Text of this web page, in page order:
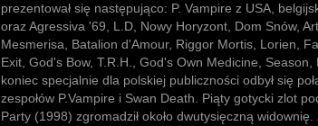
prezentował się następująco: P. Vampire z USA,
oraz Agressiva '69, L.D, Nowy Horyzont, Dom Snów,
Mesmerisa, Batalion d'Amour, Riggor Mortis, Lorien,
Exit, God's Bow, T.R.H., God's Own Medicine, Season,
koniec specjalnie dla polskiej publiczności odbył się
zespołów P.Vampire i Swan Death. Piąty gotycki zlot
Party (1998) zgromadził około dwutysięczną widownię.